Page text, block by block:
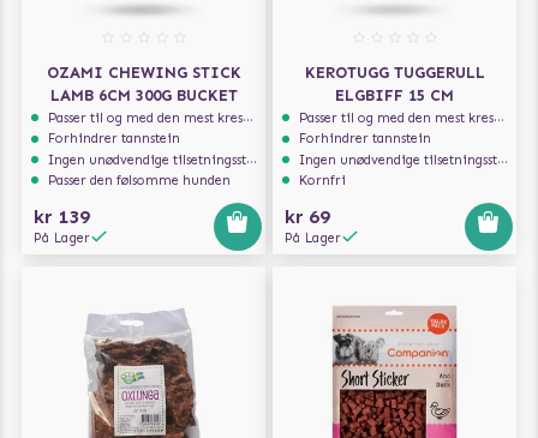
OZAMI CHEWING STICK
LAMB 6CM 300G BUCKET
Passer til og med den mest kresne hunden
Forhindrer tannstein
Ingen unødvendige tilsetningsstoffer
Passer den følsomme hunden
kr 139
På Lager
KEROTUGG TUGGERULL
ELGBIFF 15 CM
Passer til og med den mest kresne hunden
Forhindrer tannstein
Ingen unødvendige tilsetningsstoffer
Kornfri
kr 69
På Lager